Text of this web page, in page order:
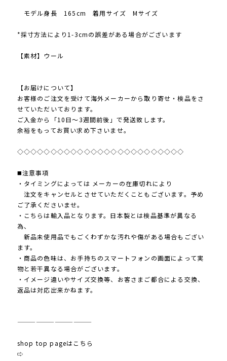
モデル身長 165cm 着用サイズ Mサイズ
*採寸方法により1-3cmの誤差がある場合がございます
【素材】ウール
【お届けについて】
お客様のご注文を受けて海外メーカーから取り寄せ・検品をさ
せていただいております。
ご入金から「10日～3週間前後」で発送致します。
余裕をもってお買い求め下さいませ。
◇◇◇◇◇◇◇◇◇◇◇◇◇◇◇◇◇◇◇◇◇◇◇◇◇
◼️注意事項
・タイミングによっては メーカーの在庫切れにより
注文をキャンセルとさせていただくこともございます。予め
ご了承くださいませ。
・こちらは輸入品となります。日本製とは検品基準が異なる
為、
新品未使用品でもごくわずかな汚れや傷がある場合もござい
ます。
・商品の色味は、お手持ちのスマートフォンの画面によって実
物と若干異なる場合がございます。
・イメージ違いやサイズ交換等、お客さまご都合による交換、
返品は対応出来かねます。
————————————
shop top pageはこちら
⇨